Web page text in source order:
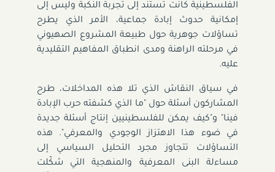
الفلسطينية كانت تستند إلى تجربة النكبة وليس إلى
إمكانية حدوث إبادة جماعية، الأمر الذي يطرح
تساؤلات جوهرية حول طبيعة المشروع الصهيوني
في مرحلته الراهنة ومدى انطباق المفاهيم التقليدية
عليه.
في سياق النقاش الذي تلا هذه المداخلات، طرح
المشاركون أسئلة حول "ما الذي كشفته حرب الإبادة
فينا" و"كيف يمكن للفلسطينيين إنتاج أسئلة جديدة
في ضوء هذا الاهتزاز الوجودي والمعرفي". هذه
التساؤلات تتجاوز مجرد التحليل السياسي إلى
مساءلة البنى المعرفية والمنهجية التي شكّلت